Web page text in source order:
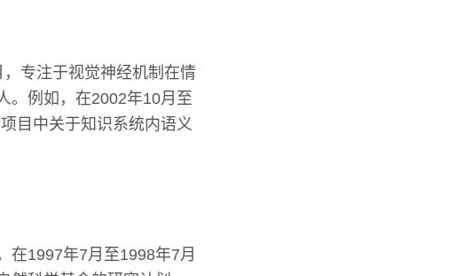
专注于视觉神经机制在情
。例如，在2002年10月至
目中关于知识系统内语义
在1997年7月至1998年7月